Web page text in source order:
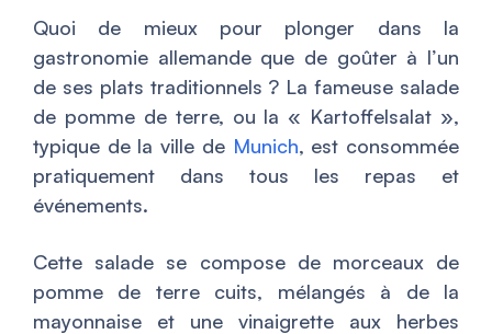
Quoi de mieux pour plonger dans la
gastronomie allemande que de goûter à l’un
de ses plats traditionnels ? La fameuse salade
de pomme de terre, ou la « Kartoffelsalat »,
typique de la ville de Munich, est consommée
pratiquement dans tous les repas et
événements.
Cette salade se compose de morceaux de
pomme de terre cuits, mélangés à de la
mayonnaise et une vinaigrette aux herbes